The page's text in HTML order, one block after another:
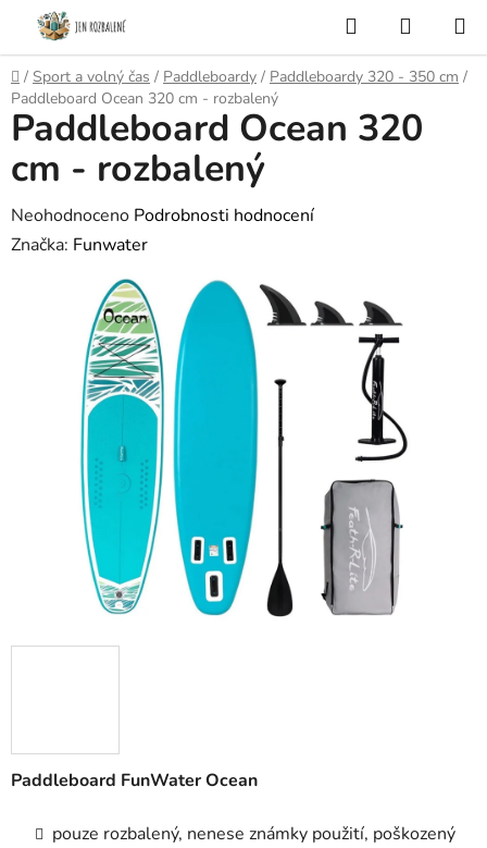
Přejít
obsah
Hledat
KOŠÍK
Domů
/ Sport a volný čas / Paddleboardy / Paddleboardy 320 - 350 cm /
Paddleboard Ocean 320 cm - rozbalený
Paddleboard FunWater Ocean
pouze rozbalený, nenese známky použití, poškozený
Paddleboard Ocean 320
cm - rozbalený
Průměrné
hodnocení
hvězdiček.
Neohodnoceno Podrobnosti hodnocení
Značka: Funwater